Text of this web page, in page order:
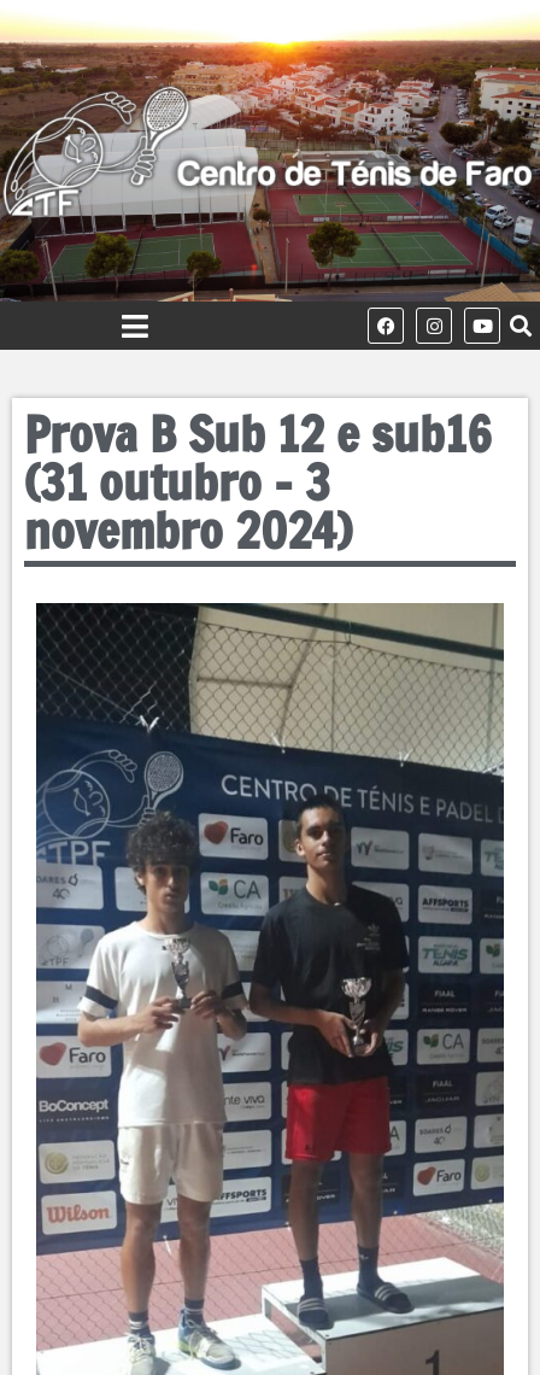
Prova B Sub 12 e sub16
(31 outubro – 3
novembro 2024)